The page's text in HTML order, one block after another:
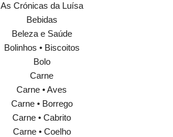
As Crónicas da Luísa
Bebidas
Beleza e Saúde
Bolinhos • Biscoitos
Bolo
Carne
Carne • Aves
Carne • Borrego
Carne • Cabrito
Carne • Coelho